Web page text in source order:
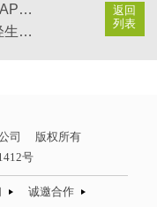
返回
列表
轻生活科技“小播”如何下载 APP 或 “小播”无法使用的问题
智能音箱的未来在哪里？ 轻生活邀大家一起来了解
司
版权所有
号
诚邀合作